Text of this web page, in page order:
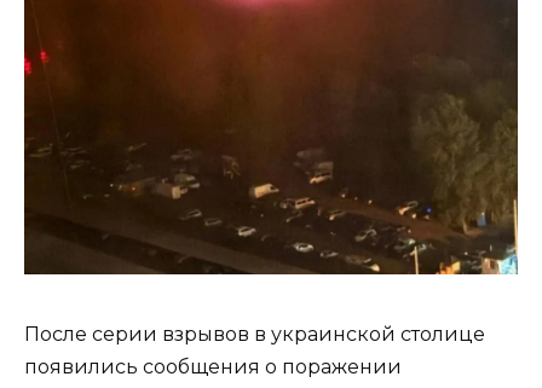
После серии взрывов в украинской столице
появились сообщения о поражении